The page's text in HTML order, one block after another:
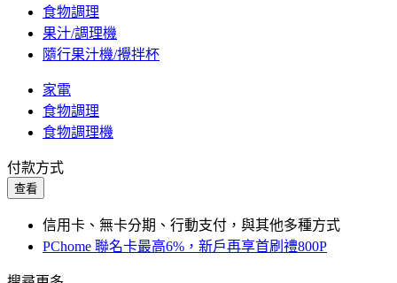
食物調理
果汁/調理機
隨行果汁機/攪拌杯
家電
食物調理
食物調理機
付款方式
查看
信用卡、無卡分期、行動支付，與其他多種方式
PChome 聯名卡最高6%，新戶再享首刷禮800P